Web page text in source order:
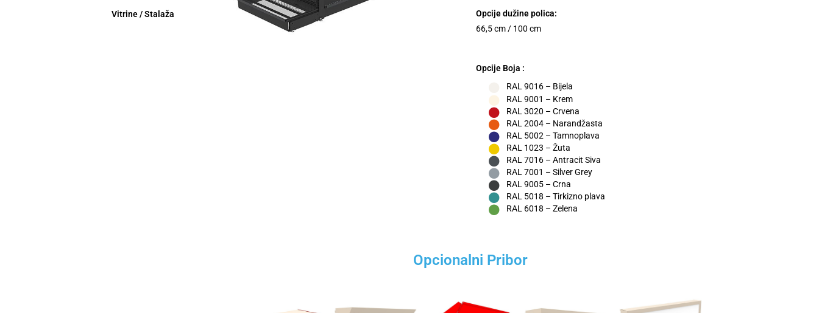
Vitrine / Stalaža
Opcije dužine polica:
66,5 cm / 100 cm
Opcije Boja :
RAL 9016 – Bijela
RAL 9001 – Krem
RAL 3020 – Crvena
RAL 2004 – Narandžasta
RAL 5002 – Tamnoplava
RAL 1023 – Žuta
RAL 7016 – Antracit Siva
RAL 7001 – Silver Grey
RAL 9005 – Crna
RAL 5018 – Tirkizno plava
RAL 6018 – Zelena
Opcionalni Pribor